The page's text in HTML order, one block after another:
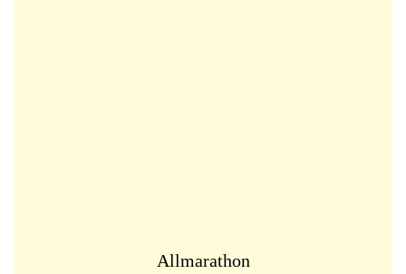
Allmarathon